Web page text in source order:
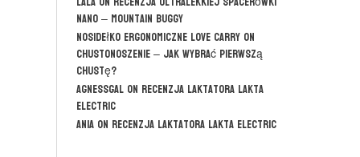
Nano – Mountain Buggy
Nosidełko ergonomiczne Love Carryon
CHUSTONOSZENIE – jak wybrać pierwszą
chustę?
agnessgalon Recenzja laktatora Lakta
Electric
Aniaon Recenzja laktatora Lakta Electric